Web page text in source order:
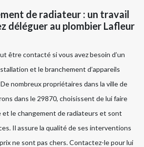
de radiateur : un travail
déléguer au plombier Lafleur
être contacté si vous avez besoin d’un
et le branchement d’appareils
nombreux propriétaires dans la ville de
dans le 29870, choisissent de lui faire
et le changement de radiateurs et sont
Il assure la qualité de ses interventions
ne sont pas chers. Contactez-le pour lui